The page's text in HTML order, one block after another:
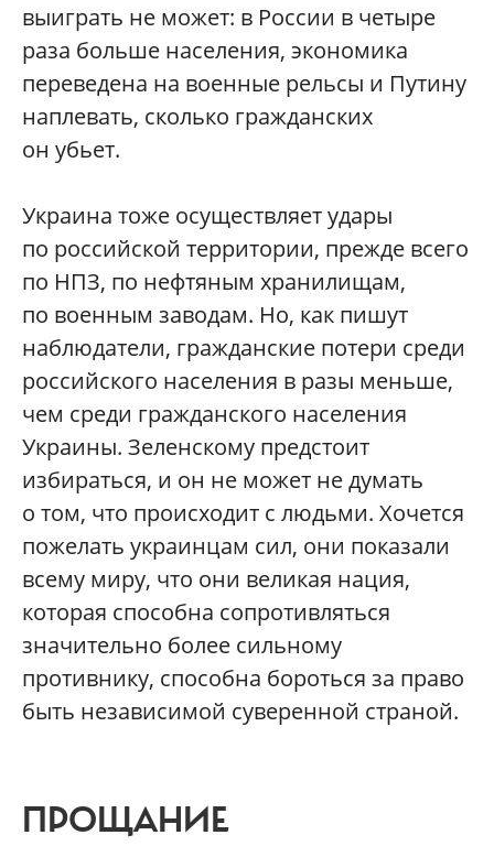
выиграть не может: в России в четыре
раза больше населения, экономика
переведена на военные рельсы и Путину
наплевать, сколько гражданских
он убьет.
Украина тоже осуществляет удары
по российской территории, прежде всего
по НПЗ, по нефтяным хранилищам,
по военным заводам. Но, как пишут
наблюдатели, гражданские потери среди
российского населения в разы меньше,
чем среди гражданского населения
Украины. Зеленскому предстоит
избираться, и он не может не думать
о том, что происходит с людьми. Хочется
пожелать украинцам сил, они показали
всему миру, что они великая нация,
которая способна сопротивляться
значительно более сильному
противнику, способна бороться за право
быть независимой суверенной страной.
ПРОЩАНИЕ